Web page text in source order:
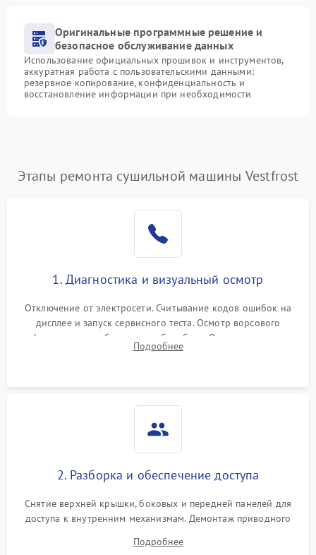
Оригинальные программные решение и
безопасное обслуживание данных
Использование официальных прошивок и инструментов,
аккуратная работа с пользовательскими данными:
резервное копирование, конфиденциальность и
восстановление информации при необходимости
Этапы ремонта сушильной машины Vestfrost
1. Диагностика и визуальный осмотр
Отключение от электросети. Считывание кодов ошибок на
дисплее и запуск сервисного теста. Осмотр ворсового
фильтра, теплообменника и барабана. Опрос клиента о
неисправностях (не сушит, не крутит барабан, сильно шумит
Подробнее
2. Разборка и обеспечение доступа
Снятие верхней крышки, боковых и передней панелей для
доступа к внутренним механизмам. Демонтаж приводного
Обеспечение свободного доступа к ТЭНу, компрессору,
Подробнее